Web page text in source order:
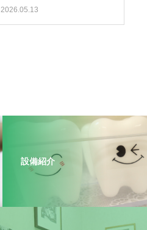
2026.05.13
設備紹介